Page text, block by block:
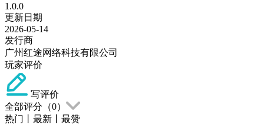
1.0.0
更新日期
2026-05-14
发行商
广州红途网络科技有限公司
玩家评价
写评价
全部评分（0）
热门
最新 最赞